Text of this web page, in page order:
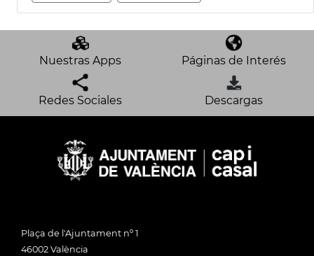
Nuestras Apps Páginas de Interés
Redes Sociales Descargas
Plaça de l'Ajuntament nº 1
46002 València